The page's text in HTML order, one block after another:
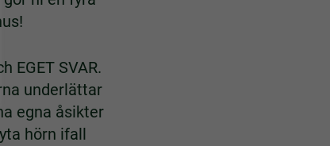
EGET SVAR.
underlättar
egna åsikter
hörn ifall